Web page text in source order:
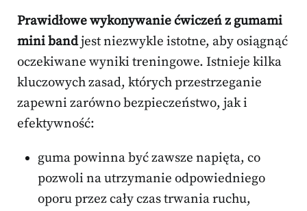
Prawidłowe wykonywanie ćwiczeń z gumami
mini bandjest niezwykle istotne, aby osiągnąć
oczekiwane wyniki treningowe. Istnieje kilka
kluczowych zasad, których przestrzeganie
zapewni zarówno bezpieczeństwo, jak i
efektywność:
guma powinna być zawsze napięta, co
pozwoli na utrzymanie odpowiedniego
oporu przez cały czas trwania ruchu,